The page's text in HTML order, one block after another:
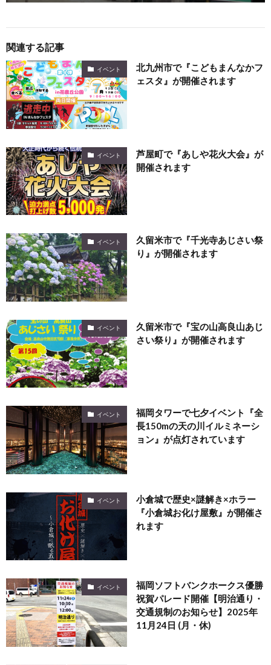
関連する記事
イベント
北九州市で『こどもまんなかフ
ェスタ』が開催されます
イベント
芦屋町で『あしや花火大会』が
開催されます
イベント
久留米市で『千光寺あじさい祭
り』が開催されます
イベント
久留米市で『宝の山高良山あじ
さい祭り』が開催されます
イベント
福岡タワーで七夕イベント『全
長150mの天の川イルミネーシ
ョン』が点灯されています
イベント
小倉城で歴史×謎解き×ホラー
『小倉城お化け屋敷』が開催さ
れます
イベント
福岡ソフトバンクホークス優勝
祝賀パレード開催【明治通り・
交通規制のお知らせ】2025年
11月24日 (月・休)